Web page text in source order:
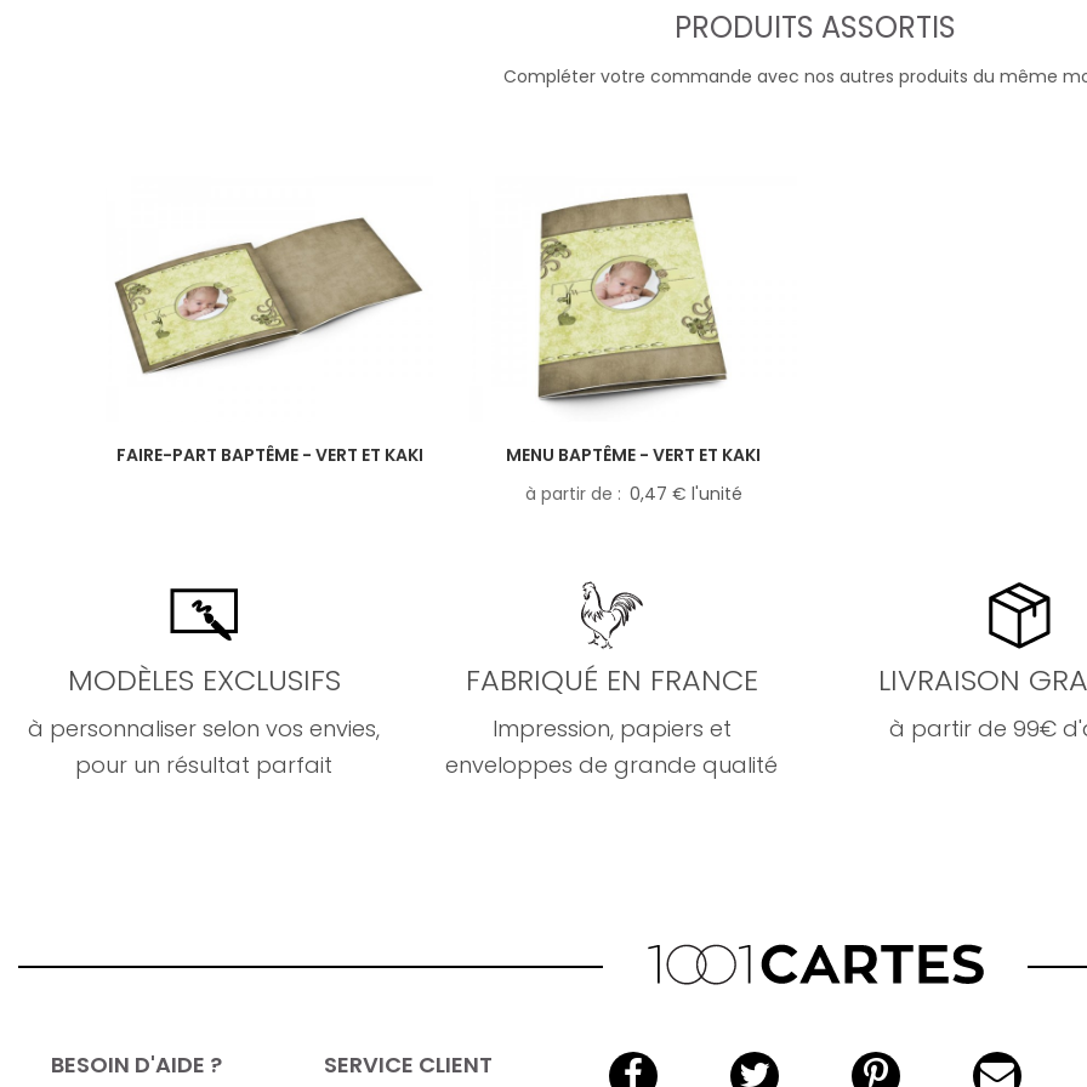
PRODUITS ASSORTIS
Compléter votre commande avec nos autres produits du même
FAIRE-PART BAPTÊME - VERT ET KAKI
MENU BAPTÊME - VERT ET KAKI
à partir de
0,47 € l'unité
MODÈLES EXCLUSIFS
à personnaliser selon vos envies,
pour un résultat parfait
FABRIQUÉ EN FRANCE
Impression, papiers et
enveloppes de grande qualité
LIVRAISON
à partir de 99€
BESOIN D'AIDE ? SERVICE CLIENT